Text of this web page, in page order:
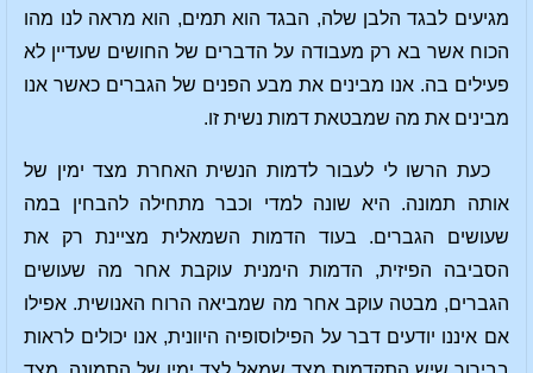
מגיעים לבגד הלבן שלה, הבגד הוא תמים, הוא מראה לנו מהו
הכוח אשר בא רק מעבודה על הדברים של החושים שעדיין לא
פעילים בה. אנו מבינים את מבע הפנים של הגברים כאשר אנו
מבינים את מה שמבטאת דמות נשית זו.
כעת הרשו לי לעבור לדמות הנשית האחרת מצד ימין של
אותה תמונה. היא שונה למדי וכבר מתחילה להבחין במה
שעושים הגברים. בעוד הדמות השמאלית מציינת רק את
הסביבה הפיזית, הדמות הימנית עוקבת אחר מה שעושים
הגברים, מבטה עוקב אחר מה שמביאה הרוח האנושית. אפילו
אם איננו יודעים דבר על הפילוסופיה היוונית, אנו יכולים לראות